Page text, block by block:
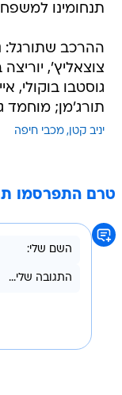
תנחומינו
ההרכב שתורגל:
צוצאליץ', יוריצה
גוסטבו בוקולי,
תורג'מן; מוחמד
יניב קטן מכבי חיפה
טרם התפרסמו